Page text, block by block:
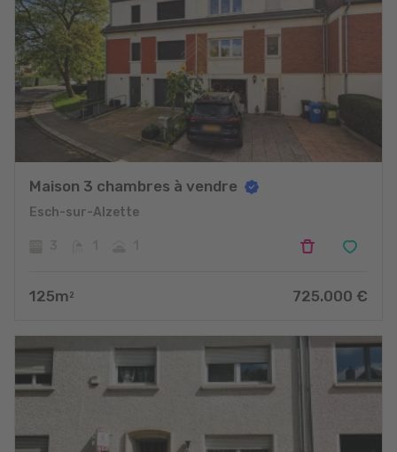
Maison 3 chambres à vendre
Esch-sur-Alzette
125m 2 725.000 €